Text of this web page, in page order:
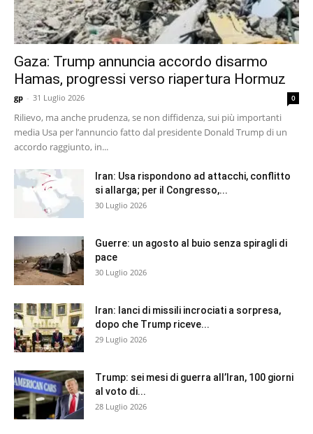
Gaza: Trump annuncia accordo disarmo
Hamas, progressi verso riapertura Hormuz
gp - 31 Luglio 2026 0
Rilievo, ma anche prudenza, se non diffidenza, sui più importanti
media Usa per l’annuncio fatto dal presidente Donald Trump di un
accordo raggiunto, in...
Iran: Usa rispondono ad attacchi, conflitto
si allarga; per il Congresso,...
30 Luglio 2026
Guerre: un agosto al buio senza spiragli di
pace
30 Luglio 2026
Iran: lanci di missili incrociati a sorpresa,
dopo che Trump riceve...
29 Luglio 2026
Trump: sei mesi di guerra all’Iran, 100 giorni
al voto di...
28 Luglio 2026